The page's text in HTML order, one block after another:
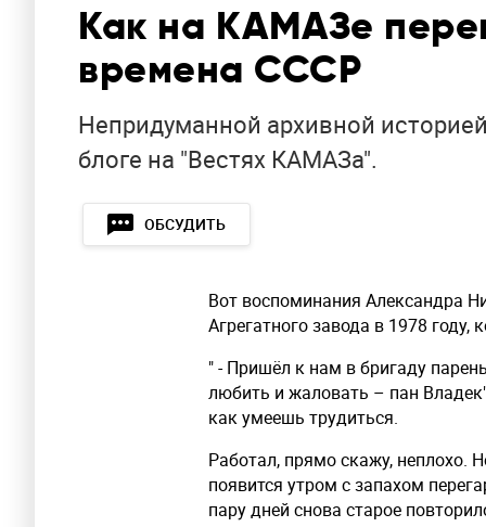
Как на КАМАЗе
времена СССР
Непридуманной архивной
блоге на "Вестях КАМАЗа".
ОБСУДИТЬ
Вот воспоминания Александра
Агрегатного завода в 1978
" - Пришёл к нам в бригаду
любить и жаловать – пан
как умеешь трудиться.
Работал, прямо скажу, неплохо.
появится утром с запахом
пару дней снова старое